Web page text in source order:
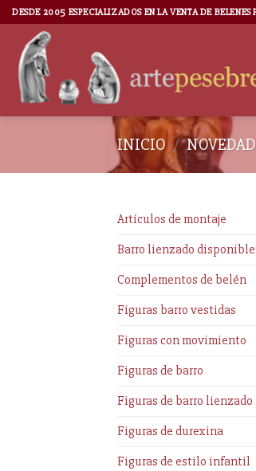
DESDE 2005 ESPECIALIZADOS EN LA VENTA DE BELENES
INICIO /
Artículos de montaje
Barro lienzado disponible
Complementos de belén
Figuras barro vestidas
Figuras con movimiento
Figuras de barro
Figuras de barro lienzado
Figuras de durexina
Figuras de estilo infantil